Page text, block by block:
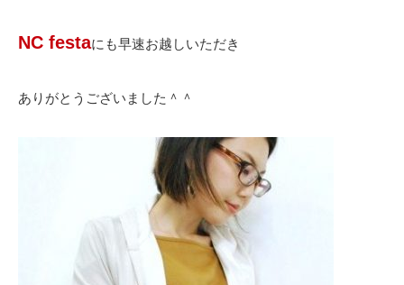
NC festaにも早速お越しいただき
ありがとうございました＾＾